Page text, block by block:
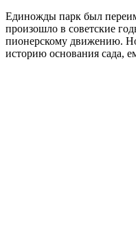
Единожды парк был
произошло в советские
пионерскому движению.
историю основания сада,